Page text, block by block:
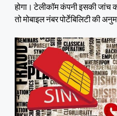
होगा। टेलीकॉम कंपनी इसकी जांच
तो मोबाइल नंबर पोर्टेबिलिटी की